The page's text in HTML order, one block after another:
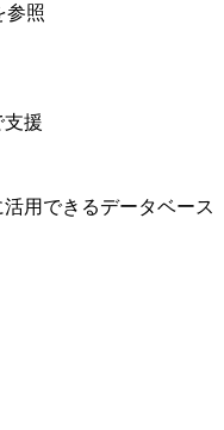
参照
援
用できるデータベース